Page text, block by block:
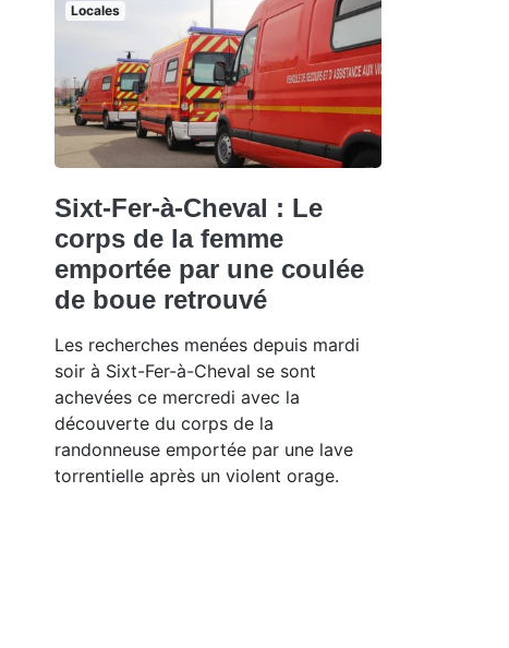
Locales
Sixt-Fer-à-Cheval : Le
corps de la femme
emportée par une coulée
de boue retrouvé
Les recherches menées depuis mardi
soir à Sixt-Fer-à-Cheval se sont
achevées ce mercredi avec la
découverte du corps de la
randonneuse emportée par une lave
torrentielle après un violent orage.